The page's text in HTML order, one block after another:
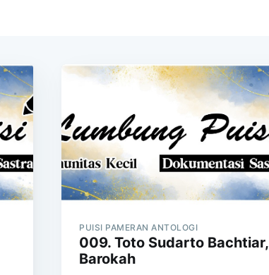
PUISI PAMERAN ANTOLOGI
009. Toto Sudarto Bachtiar,
Barokah